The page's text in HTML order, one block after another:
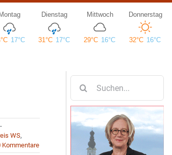
WS,
Kommentare
nach: